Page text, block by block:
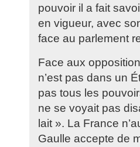
pouvoir il a fait
en vigueur, avec
face au parlement
Face aux
n’est pas dans un
pas tous les
ne se voyait pas
lait ». La France
Gaulle accepte de